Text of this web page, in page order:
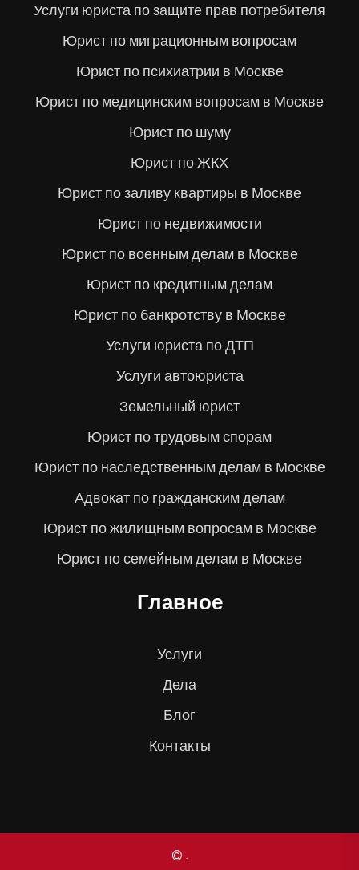
Услуги юриста по защите прав потребителя
Юрист по миграционным вопросам
Юрист по психиатрии в Москве
Юрист по медицинским вопросам в Москве
Юрист по шуму
Юрист по ЖКХ
Юрист по заливу квартиры в Москве
Юрист по недвижимости
Юрист по военным делам в Москве
Юрист по кредитным делам
Юрист по банкротству в Москве
Услуги юриста по ДТП
Услуги автоюриста
Земельный юрист
Юрист по трудовым спорам
Юрист по наследственным делам в Москве
Адвокат по гражданским делам
Юрист по жилищным вопросам в Москве
Юрист по семейным делам в Москве
Главное
Услуги
Дела
Блог
Контакты
© .